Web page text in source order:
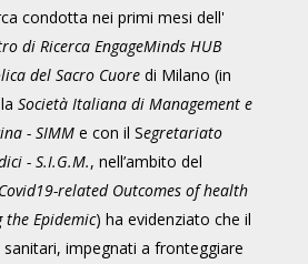
condotta nei primi mesi dell'
di Ricerca EngageMinds HUB
del Sacro Cuore di Milano (in
Società Italiana di Management e
- SIMM e con il Segretariato
- S.I.G.M., nell’ambito del
related Outcomes of health
Epidemic) ha evidenziato che il
impegnati a fronteggiare